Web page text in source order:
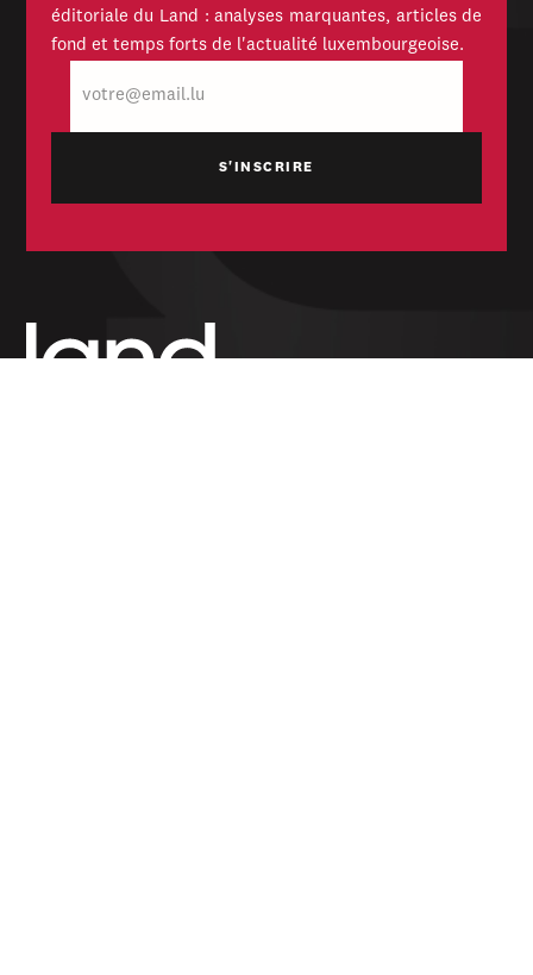
éditoriale du Land : analyses marquantes, articles de
fond et temps forts de l'actualité luxembourgeoise.
mail